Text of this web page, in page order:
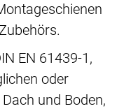
EN 61439-1,
oder
und Boden,